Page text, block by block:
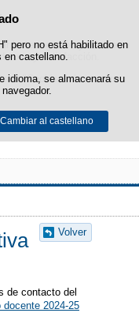
la navegación y cookies
uso y satisfacción.
"Cookies" de nuestro
pero no está habilitado en
castellano.
idioma, se almacenará su
Cambiar al castellano
contenido
Volver
de contacto del
docente 2024-25